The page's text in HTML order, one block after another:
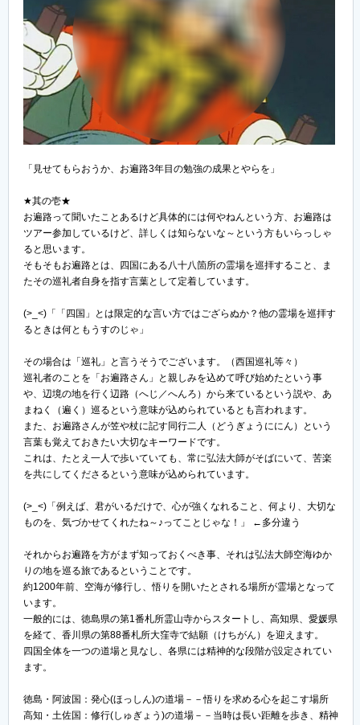
「見せてもらおうか、お遍路3年目の勉強の成果とやらを」
★其の壱★
お遍路って聞いたことあるけど具体的には何やねんという方、お遍路は
ツアー参加しているけど、詳しくは知らないな～という方もいらっしゃ
ると思います。
そもそもお遍路とは、四国にある八十八箇所の霊場を巡拝すること、ま
たその巡礼者自身を指す言葉として定着しています。
(>_<)「「四国」とは限定的な言い方ではござらぬか？他の霊場を巡拝す
るときは何ともうすのじゃ」
その場合は「巡礼」と言うそうでございます。（西国巡礼等々）
巡礼者のことを「お遍路さん」と親しみを込めて呼び始めたという事
や、辺境の地を行く辺路（へじ／へんろ）から来ているという説や、あ
まねく（遍く）巡るという意味が込められているとも言われます。
また、お遍路さんが笠や杖に記す同行二人（どうぎょうににん）という
言葉も覚えておきたい大切なキーワードです。
これは、たとえ一人で歩いていても、常に弘法大師がそばにいて、苦楽
を共にしてくださるという意味が込められています。
(>_<)「例えば、君がいるだけで、心が強くなれること、何より、大切な
ものを、気づかせてくれたね～♪ってことじゃな！」 ←多分違う
それからお遍路を方がまず知っておくべき事、それは弘法大師空海ゆか
りの地を巡る旅であるということです。
約1200年前、空海が修行し、悟りを開いたとされる場所が霊場となって
います。
一般的には、徳島県の第1番札所霊山寺からスタートし、高知県、愛媛県
を経て、香川県の第88番札所大窪寺で結願（けちがん）を迎えます。
四国全体を一つの道場と見なし、各県には精神的な段階が設定されてい
ます。
徳島・阿波国：発心(ほっしん)の道場－－悟りを求める心を起こす場所
高知・土佐国：修行(しゅぎょう)の道場－－当時は長い距離を歩き、精神